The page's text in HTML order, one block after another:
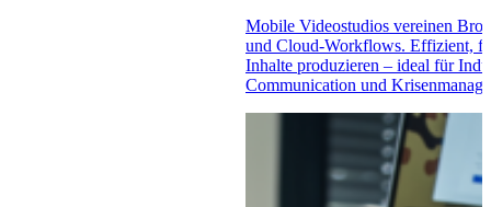
Mobile Videostudios vereinen
und Cloud-Workflows. Effizient,
Inhalte produzieren – ideal für
Communication und